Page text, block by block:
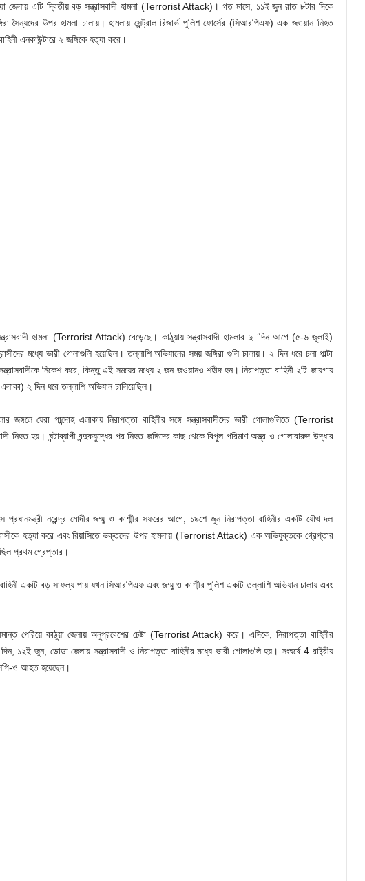
জেলায় এটি দ্বিতীয় বড় সন্ত্রাসবাদী হামলা (Terrorist Attack)। গত মাসে, ১১ই জুন রাত ৮টার দিকে
সৈন্যদের উপর হামলা চালায়। হামলায় সেন্ট্রাল রিজার্ভ পুলিশ ফোর্সের (সিআরপিএফ) এক জওয়ান নিহত
এনকাউন্টারে ২ জঙ্গিকে হত্যা করে।
হামলা (Terrorist Attack) বেড়েছে। কাঠুয়ায় সন্ত্রাসবাদী হামলার দু ‘দিন আগে (৫-৬ জুলাই)
মধ্যে ভারী গোলাগুলি হয়েছিল। তল্লাশি অভিযানের সময় জঙ্গিরা গুলি চালায়। ২ দিন ধরে চলা পাল্টা
নিকেশ করে, কিন্তু এই সময়ের মধ্যে ২ জন জওয়ানও শহীদ হন। নিরাপত্তা বাহিনী ২টি জায়গায়
২ দিন ধরে তল্লাশি অভিযান চালিয়েছিল।
ঘেরা গান্দোহ এলাকায় নিরাপত্তা বাহিনীর সঙ্গে সন্ত্রাসবাদীদের ভারী গোলাগুলিতে (Terrorist
নিহত হয়। ঘন্টাব্যাপী বন্দুকযুদ্ধের পর নিহত জঙ্গিদের কাছ থেকে বিপুল পরিমাণ অস্ত্র ও গোলাবারুদ উদ্ধার
নরেন্দ্র মোদীর জম্মু ও কাশ্মীর সফরের আগে, ১৯শে জুন নিরাপত্তা বাহিনীর একটি যৌথ দল
হত্যা করে এবং রিয়াসিতে ভক্তদের উপর হামলায় (Terrorist Attack) এক অভিযুক্তকে গ্রেপ্তার
ছিল প্রথম গ্রেপ্তার।
একটি বড় সাফল্য পায় যখন সিআরপিএফ এবং জম্মু ও কাশ্মীর পুলিশ একটি তল্লাশি অভিযান চালায় এবং
পেরিয়ে কাঠুয়া জেলায় অনুপ্রবেশের চেষ্টা (Terrorist Attack) করে। এদিকে, নিরাপত্তা বাহিনীর
১২ই জুন, ডোডা জেলায় সন্ত্রাসবাদী ও নিরাপত্তা বাহিনীর মধ্যে ভারী গোলাগুলি হয়। সংঘর্ষে 4 রাষ্ট্রীয়
ও আহত হয়েছেন।